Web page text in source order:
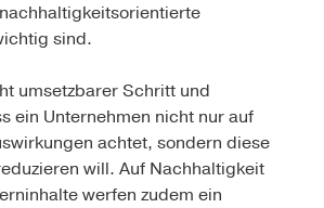
sind.
umsetzbarer Schritt und
ein Unternehmen nicht nur auf
achtet, sondern diese
will. Auf Nachhaltigkeit
werfen zudem ein